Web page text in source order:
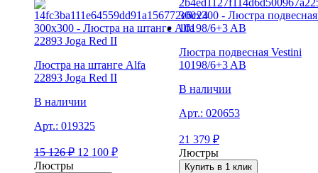
Люстра на штанге Alfa
22893 Joga Red II
В наличии
Арт.: 019325
15 126₽ 12 100 ₽
Люстры
Люстра подвесная Vestini
10198/6+3 AB
В наличии
Арт.: 020653
21 379 ₽
Люстры
Купить в 1 клик